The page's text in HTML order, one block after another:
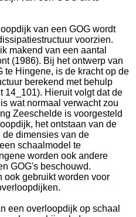
van een GOG wordt
voorzien.
makend van een aantal
(1986). Bij het ontwerp van
te Hingene, is de kracht op de
berekend met behulp
14_101). Hieruit volgt dat de
wat normaal verwacht zou
Zeeschelde is voorgesteld
het ontstaan van de
dimensies van de
schaalmodel te
worden ook andere
GOG's beschouwd.
ook gebruikt worden voor
een overloopdijk op schaal